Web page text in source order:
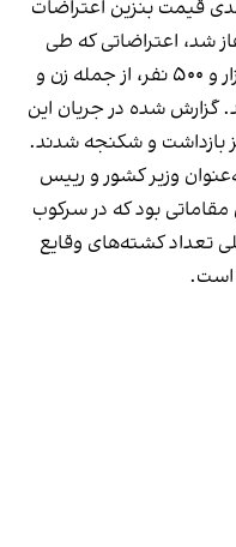
افزایش قیمت ۲۰۰ درصدی قیمت بنزین اعتراضات
در ایران از ۲۴ آبان‌ماه ۹۸ آغاز شد، اعتراضاتی که طی
آن بنابر گزارش خبرگزاری رویترز یک‌هزار و ۵۰۰ نفر، از جمله زن و
شده در جریان این
وزیر کشور و رییس
بود که در سرکوب
کشته‌های وقایع